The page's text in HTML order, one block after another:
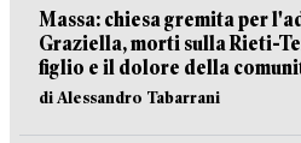
Massa: chiesa gremita per
Graziella, morti sulla Rieti-
figlio e il dolore della
di Alessandro Tabarrani